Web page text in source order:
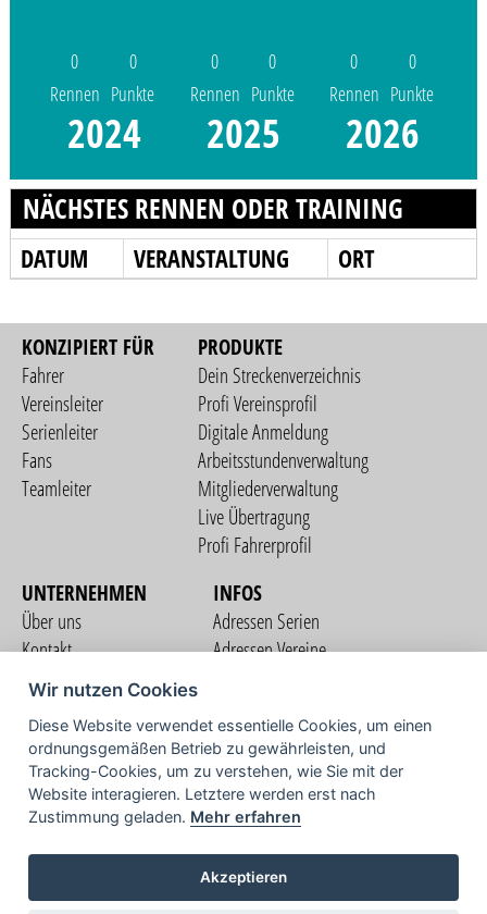
0
Rennen
0
Punkte
2024
0
Rennen
0
Punkte
2025
0
Rennen
0
Punkte
2026
NÄCHSTES RENNEN ODER TRAINING
DATUM VERANSTALTUNG ORT
KONZIPIERT FÜR
Fahrer
Vereinsleiter
Serienleiter
Fans
Teamleiter
PRODUKTE
Dein Streckenverzeichnis
Profi Vereinsprofil
Digitale Anmeldung
Arbeitsstundenverwaltung
Mitgliederverwaltung
Live Übertragung
Profi Fahrerprofil
UNTERNEHMEN
Über uns
Kontakt
Nutzungsbedingungen
Datenschutzerklärung
Impressum
INFOS
Adressen Serien
Adressen Vereine
COMMUNITY
TV
Wir nutzen Cookies
Diese Website verwendet essentielle Cookies, um einen
ordnungsgemäßen Betrieb zu gewährleisten, und
Tracking-Cookies, um zu verstehen, wie Sie mit der
Website interagieren. Letztere werden erst nach
Zustimmung geladen. Mehr erfahren
Akzeptieren